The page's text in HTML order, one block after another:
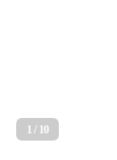
2 / 10